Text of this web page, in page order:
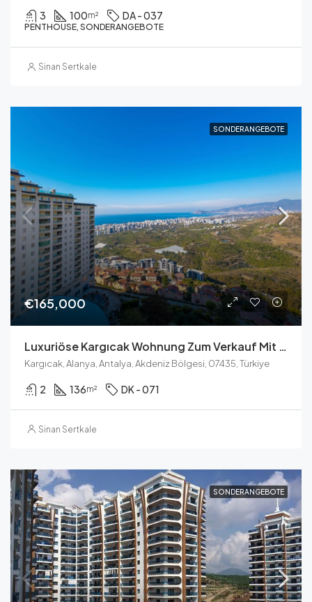
3 100m² DA - 037
PENTHOUSE, SONDERANGEBOTE
Sinan Sertkale
SONDERANGEBOTE
€165,000
Luxuriöse Kargıcak Wohnung Zum Verkauf Mit Meerblick
Kargıcak, Alanya, Antalya, Akdeniz Bölgesi, 07435, Türkiye
2 136m² DK - 071
Sinan Sertkale
SONDERANGEBOTE